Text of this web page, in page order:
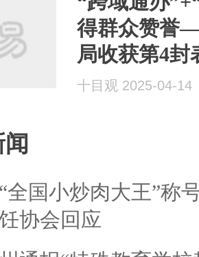
得群众赞誉
局收获第4封
十目观 2025-04-14
全国小炒肉大王”称
协会回应